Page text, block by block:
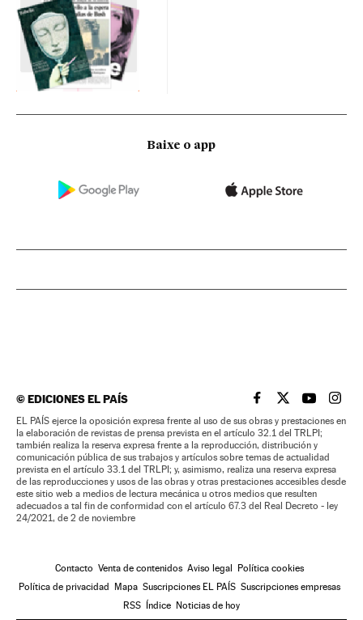
Baixe o app
©EDICIONES EL PAÍS EL PAÍS BRASIL EN
EL PAÍSEL PAÍS
EL
EL PAÍS ejerce la oposición expresa frente al uso de sus obras y prestaciones en
la elaboración de revistas de prensa prevista en el artículo 32.1 del TRLPI;
también realiza la reserva expresa frente a la reproducción, distribución y
comunicación pública de sus trabajos y artículos sobre temas de actualidad
prevista en el artículo 33.1 del TRLPI; y, asimismo, realiza una reserva expresa
de las reproducciones y usos de las obras y otras prestaciones accesibles desde
este sitio web a medios de lectura mecánica u otros medios que resulten
adecuados a tal fin de conformidad con el artículo 67.3 del Real Decreto - ley
24/2021, de 2 de noviembre
Contacto Venta de contenidos Aviso legal
Política cookies
Política de privacidad
Mapa Suscripciones EL PAÍS Suscripciones empresas
RSS
Índice Noticias de hoy